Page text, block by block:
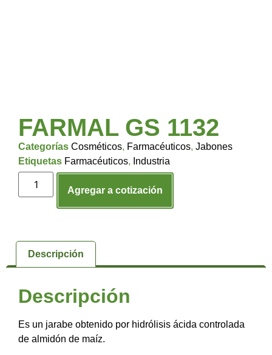
FARMAL GS 1132
Categorías Cosméticos, Farmacéuticos, Jabones
Etiquetas Farmacéuticos, Industria
Agregar a cotización
Descripción
Descripción
Es un jarabe obtenido por hidrólisis ácida controlada
de almidón de maíz.